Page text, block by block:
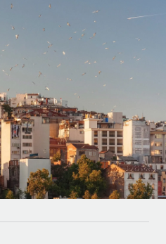
en beheren
uitbesteden
integreren
functies voor je team
solutions voor groeiende
solutions op maat
zzp'ers
betaalsnelheden voor